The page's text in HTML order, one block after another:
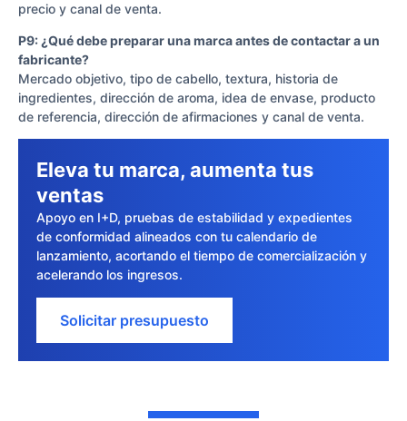
precio y canal de venta.
P9: ¿Qué debe preparar una marca antes de contactar a un
fabricante?
Mercado objetivo, tipo de cabello, textura, historia de
ingredientes, dirección de aroma, idea de envase, producto
de referencia, dirección de afirmaciones y canal de venta.
Eleva tu marca, aumenta tus
ventas
Apoyo en I+D, pruebas de estabilidad y expedientes
de conformidad alineados con tu calendario de
lanzamiento, acortando el tiempo de comercialización y
acelerando los ingresos.
Solicitar presupuesto